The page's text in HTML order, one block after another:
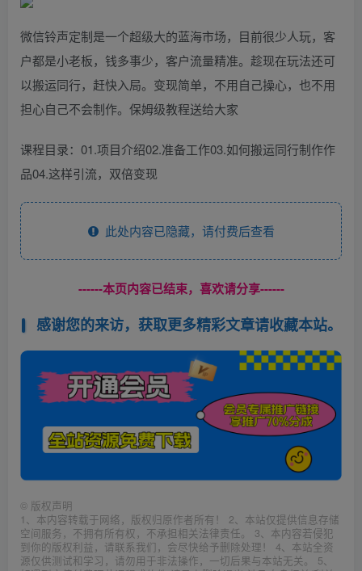
微信铃声定制是一个超级大的蓝海市场，目前很少人玩，客
户都是小老板，钱多事少，客户流量精准。趁现在玩法还可
以搬运同行，赶快入局。变现简单，不用自己操心，也不用
担心自己不会制作。保姆级教程送给大家
课程目录：01.项目介绍02.准备工作03.如何搬运同行制作作
品04.这样引流，双倍变现
此处内容已隐藏，请付费后查看
------本页内容已结束，喜欢请分享------
感谢您的来访，获取更多精彩文章请收藏本站。
© 版权声明
1、本内容转载于网络，版权归原作者所有！ 2、本站仅提供信息存储
空间服务，不拥有所有权，不承担相关法律责任。 3、本内容若侵犯
到你的版权利益，请联系我们，会尽快给予删除处理！ 4、本站全资
源仅供测试和学习，请勿用于非法操作，一切后果与本站无关。 5、